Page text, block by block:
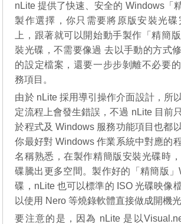
nLite 提供了快速、安全的 Windows「
製作選擇，你只需要將原版安裝光碟
上，跟著就可以開始動手製作「精簡
裝光碟，不需要像過 去以手動的方式
的設定檔案，還要一步步剝離不必要
務項目。
由於 nLite 採用導引操作介面設計，所
定流程上會發生錯誤，不過 nLite 目前
於程式及 Windows 服務功能項目也都
你最好對 Windows 作業系統中對應的
名稱熟悉，在製作精簡版安裝光碟時
碟騰出更多空間。製作好的「精簡版
碟，nLite 也可以標準的 ISO 光碟映像
以使用 Nero 等燒錄軟體直接做成開機光
要注意的是，因為 nLite 是以